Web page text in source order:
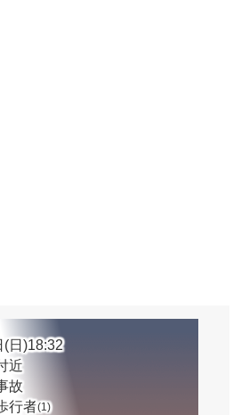
(日)18:32
近
故
行者(1)